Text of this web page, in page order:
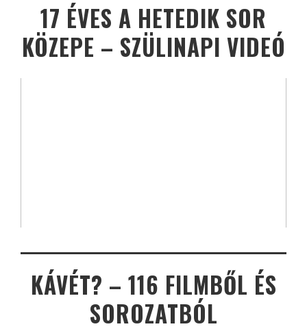
17 ÉVES A HETEDIK SOR
KÖZEPE – SZÜLINAPI VIDEÓ
KÁVÉT? – 116 FILMBŐL ÉS
SOROZATBÓL